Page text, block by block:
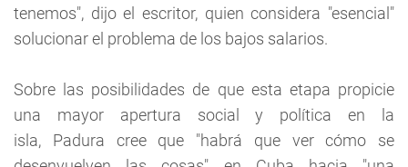
tenemos", dijo el escritor, quien considera "esencial"
solucionar el problema de los bajos salarios.
Sobre las posibilidades de que esta etapa propicie
una mayor apertura social y política en la
isla, Padura cree que "habrá que ver cómo se